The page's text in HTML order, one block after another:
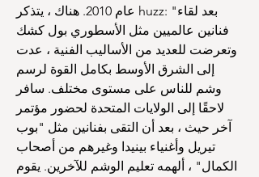
عام 2010. هناك ، يتذكر huzz: "بعد لقاء
فنانين عالميين مثل الأسطوري بول كشك
وتعرضت للعديد من الأساليب الفنية ، عدت
إلى الشرق الأوسط بكامل القوة لرسم
وشم للناس على مستوى مختلف. سافر
لاحقًا إلى الولايات المتحدة لحضور مؤتمر
آخر حيث ، بعد أن التقى بفنانين مثل "بوب
تيريل وأغنياء بينيدا وغيرهم من أصحاب
الكمال" ، ألهمه تعليم الوشم للآخرين. يقوم